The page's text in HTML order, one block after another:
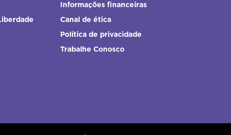
Informações financeiras
Canal de ética
Política de privacidade
Trabalhe Conosco